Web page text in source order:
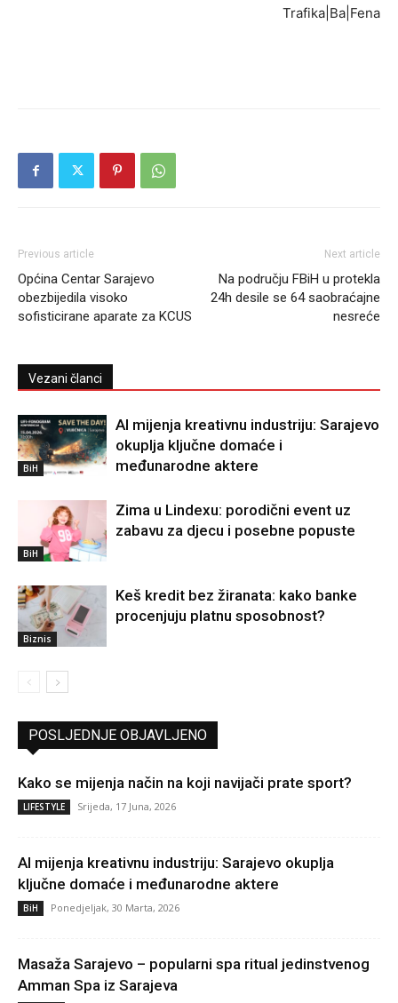
Trafika|Ba|Fena
Previous article
Općina Centar Sarajevo
obezbijedila visoko
sofisticirane aparate za KCUS
Next article
Na području FBiH u protekla
24h desile se 64 saobraćajne
nesreće
Vezani članci
BiH
AI mijenja kreativnu industriju: Sarajevo
okuplja ključne domaće i
međunarodne aktere
BiH
Zima u Lindexu: porodični event uz
zabavu za djecu i posebne popuste
Biznis
Keš kredit bez žiranata: kako banke
procenjuju platnu sposobnost?
POSLJEDNJE OBJAVLJENO
Kako se mijenja način na koji navijači prate sport?
LIFESTYLE Srijeda, 17 Juna, 2026
AI mijenja kreativnu industriju: Sarajevo okuplja
ključne domaće i međunarodne aktere
BiH Ponedjeljak, 30 Marta, 2026
Masaža Sarajevo – popularni spa ritual jedinstvenog
Amman Spa iz Sarajeva